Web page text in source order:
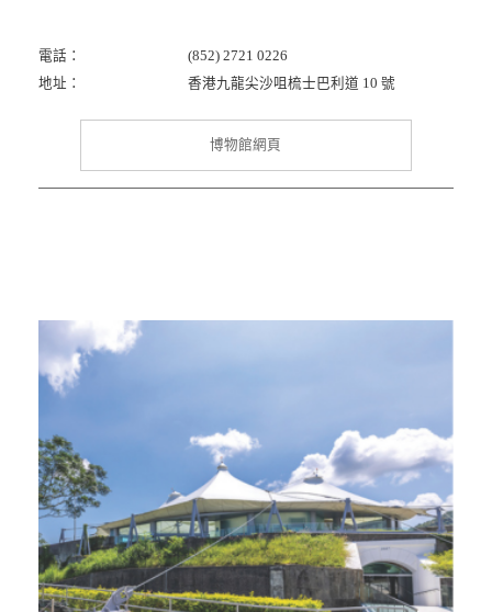
電話：
(852) 2721 0226
地址：
香港九龍尖沙咀梳士巴利道 10 號
博物館網頁